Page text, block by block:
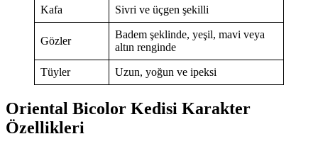
Kafa Sivri ve üçgen şekilli
Gözler
Badem şeklinde, yeşil, mavi veya
altın renginde
Tüyler Uzun, yoğun ve ipeksi
Oriental Bicolor Kedisi Karakter
Özellikleri